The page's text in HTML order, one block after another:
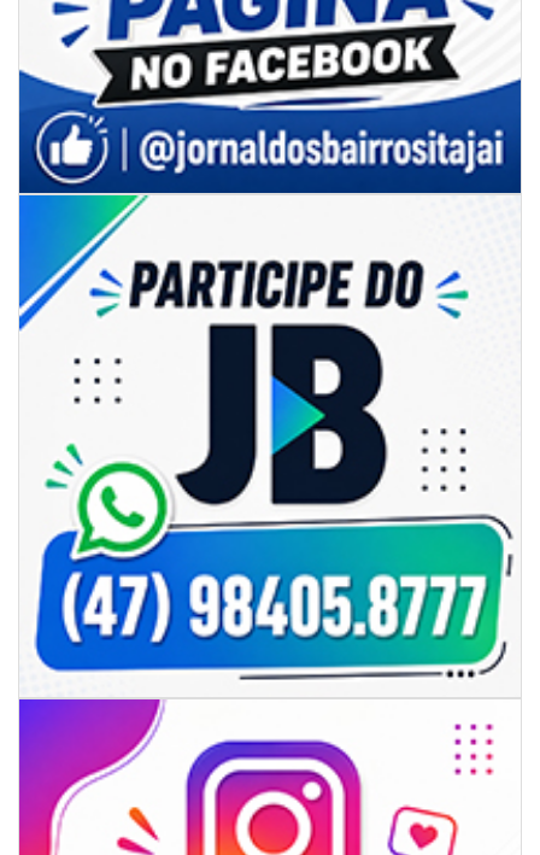
06/08/2026 | 07:00
Inscrições para a exploração da gastronomia do 14º Acampamento
Farroupilha estão abertas
CAMBORIÚ
06/08/2026 | 07:00
Camboriú: exposição de arte transforma o Paço Municipal em um espaço
de cultura
CAMBORIÚ